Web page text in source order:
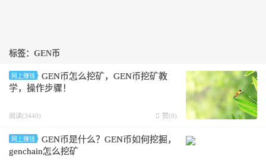
标签：GEN币
网上赚钱
GEN币怎么挖矿，GEN币挖矿教
学，操作步骤！
阅读(3440) 赞(0)
网上赚钱
GEN币是什么？GEN币如何挖掘，
genchain怎么挖矿